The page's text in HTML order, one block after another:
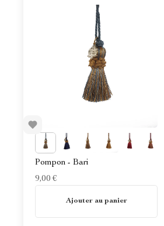
Pompon - Bari
9,00 €
Ajouter au panier